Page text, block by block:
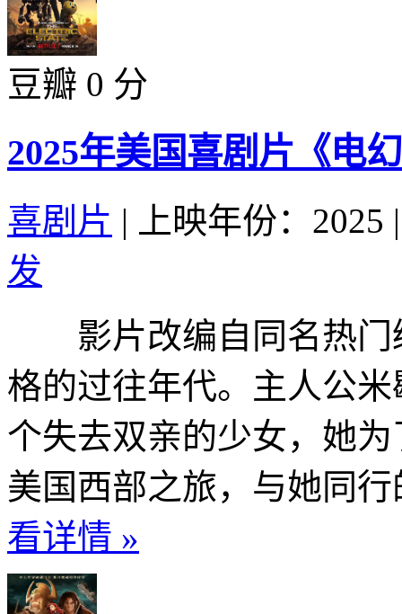
豆瓣 0 分
2025年美国喜剧片《电
喜剧片 | 上映年份：2025 |
发
影片改编自同名热门
格的过往年代。主人公米
个失去双亲的少女，她
美国西部之旅，与她同
看详情 »